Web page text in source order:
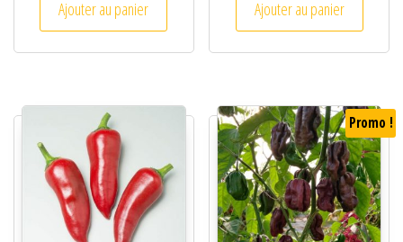
Ajouter au panier Ajouter au panier
Promo !